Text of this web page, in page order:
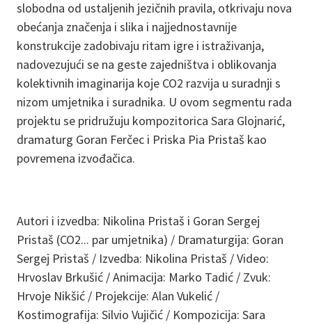
slobodna od ustaljenih jezičnih pravila, otkrivaju nova
obećanja značenja i slika i najjednostavnije
konstrukcije zadobivaju ritam igre i istraživanja,
nadovezujući se na geste zajedništva i oblikovanja
kolektivnih imaginarija koje CO2 razvija u suradnji s
nizom umjetnika i suradnika. U ovom segmentu rada
projektu se pridružuju kompozitorica Sara Glojnarić,
dramaturg Goran Ferčec i Priska Pia Pristaš kao
povremena izvođačica.
Autori i izvedba: Nikolina Pristaš i Goran Sergej
Pristaš (CO2... par umjetnika) / Dramaturgija: Goran
Sergej Pristaš / Izvedba: Nikolina Pristaš / Video:
Hrvoslav Brkušić / Animacija: Marko Tadić / Zvuk:
Hrvoje Nikšić / Projekcije: Alan Vukelić /
Kostimografija: Silvio Vujičić / Kompozicija: Sara